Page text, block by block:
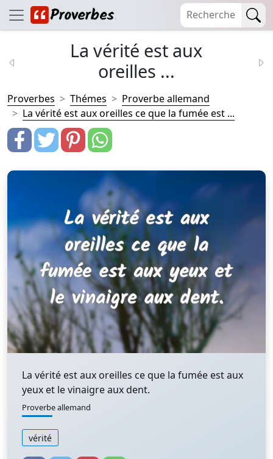
La vérité est aux
oreilles ...
Proverbes Thémes
Proverbe allemand
La vérité est aux oreilles ce que la fumée est ...
La vérité est aux oreilles ce que la fumée est aux
yeux et le vinaigre aux dent.
Proverbe allemand
vérité